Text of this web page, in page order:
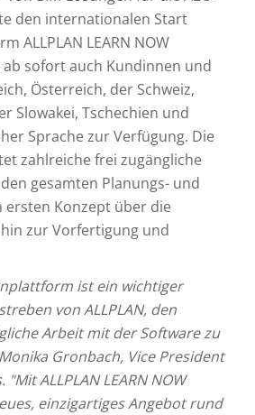
den internationalen Start
ALLPLAN LEARN NOW
ab sofort auch Kundinnen und
Österreich, der Schweiz,
Slowakei, Tschechien und
Sprache zur Verfügung. Die
zahlreiche frei zugängliche
gesamten Planungs- und
ersten Konzept über die
zur Vorfertigung und
ist ein wichtiger
von ALLPLAN, den
Arbeit mit der Software zu
Gronbach, Vice President
"Mit ALLPLAN LEARN NOW
einzigartiges Angebot rund